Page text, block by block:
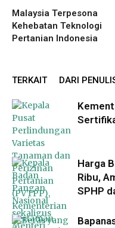
Malaysia Terpesona
Kehebatan Teknologi
Pertanian Indonesia
TERKAIT DARI
Harga
Ribu,
SPHP